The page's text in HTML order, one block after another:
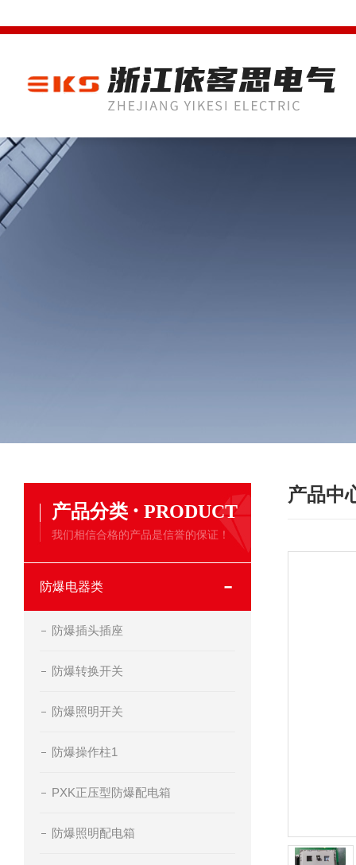
产品分类 · PRODUCT
我们相信合格的产品是信誉的保证！
防爆电器类
防爆插头插座
防爆转换开关
防爆照明开关
防爆操作柱1
PXK正压型防爆配电箱
防爆照明配电箱
产品中